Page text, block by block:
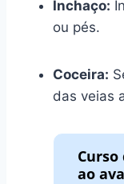
Inchaço:
ou pés.
Coceira:
das veias
ao